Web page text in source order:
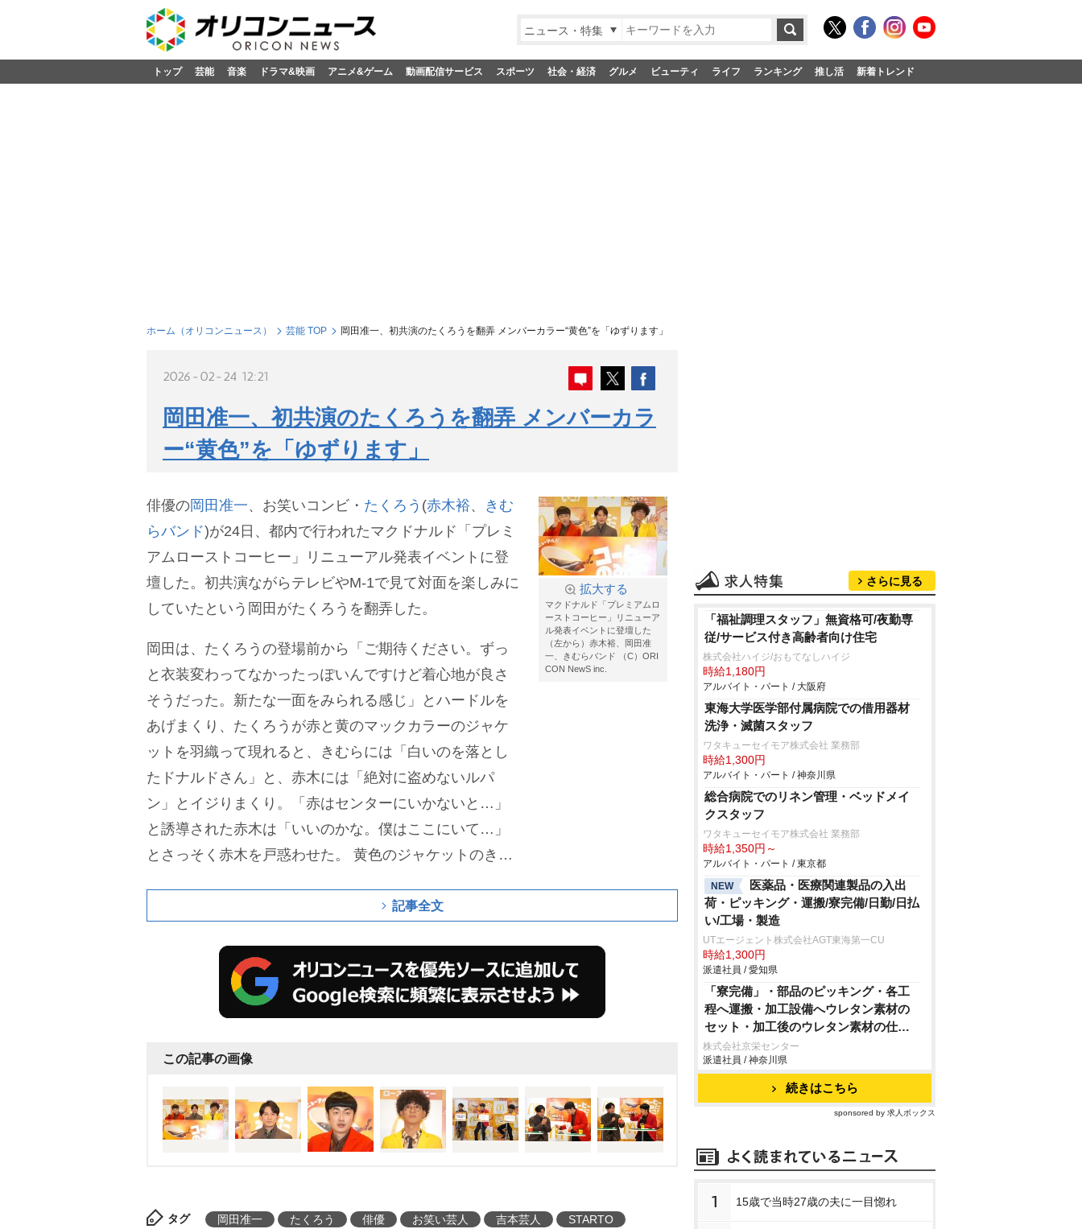
ニュース・特集
トップ 芸能 音楽 ドラマ&映画 アニメ&ゲーム 動画配信サービス スポーツ 社会・経済 グルメ ビューティ ライフ ランキング 推し活 新着トレンド
ホーム（オリコンニュース） 芸能 TOP 岡田准一、初共演のたくろうを翻弄 メンバーカラー“黄色”を「ゆずります」
2026-02-24 12:21
岡田准一、初共演のたくろうを翻弄 メンバーカラ
ー“黄色”を「ゆずります」
拡大する
マクドナルド「プレミアムロ
ーストコーヒー」リニューア
ル発表イベントに登壇した
（左から）赤木裕、岡田准
一、きむらバンド （C）ORI
CON NewS inc.
俳優の岡田准一、お笑いコンビ・ たくろう (赤木裕、 きむ
らバンド)が24日、都内で行われたマクドナルド「プレミ
アムローストコーヒー」リニューアル発表イベントに登
壇した。初共演ながらテレビやM-1で見て対面を楽しみに
していたという岡田がたくろうを翻弄した。
岡田は、たくろうの登場前から「ご期待ください。ずっ
と衣装変わってなかったっぽいんですけど着心地が良さ
そうだった。新たな一面をみられる感じ」とハードルを
あげまくり、たくろうが赤と黄のマックカラーのジャケ
ットを羽織って現れると、きむらには「白いのを落とし
たドナルドさん」と、赤木には「絶対に盗めないルパ
ン」とイジりまくり。「赤はセンターにいかないと…」
と誘導された赤木は「いいのかな。僕はここにいて…」
とさっそく赤木を戸惑わせた。
黄色のジャケットのきむ
す」と振って、きむら「岡田さんからは荷が重い」とタ
で(たくろうは)『こういうところで笑かせたことがない』
と」と暴露するときむらは「岡田さん、いわないでくだ
さいよ。ばらさないでください」と慌てた。
ージを立てて教える岡田にきむらは「それは知ってます
よ!」とツッコミ。その後も自分のポテトを赤木にわけて
あげる優しさをみせる岡田だが、新商品「クリームブリ
ュレホットドーナッツ」の試食では、赤木に向け「僕に
「よかったです。等価交換ができて…」と安心。すっか
記事全文
この記事の画像
タグ 岡田准一 たくろう 俳優 お笑い芸人 吉本芸人
STARTO
さらに見る
「福祉調理スタッフ」無資格可/夜勤専
従/サービス付き高齢者向け住宅
株式会社ハイジ/おもてなしハイジ
時給1,180円
アルバイト・パート / 大阪府
東海大学医学部付属病院での借用器材
洗浄・滅菌スタッフ
ワタキューセイモア株式会社 業務部
時給1,300円
アルバイト・パート / 神奈川県
総合病院でのリネン管理・ベッドメイ
クスタッフ
ワタキューセイモア株式会社 業務部
時給1,350円～
アルバイト・パート / 東京都
NEW
医薬品・医療関連製品の入出
荷・ピッキング・運搬/寮完備/日勤/日払
い/工場・製造
UTエージェント株式会社AGT東海第一CU
時給1,300円
派遣社員 / 愛知県
「寮完備」・部品のピッキング・各工
程へ運搬・加工設備へウレタン素材の
セット・加工後のウレタン素材の仕上
げ・手作業やエアドライバーを使用し
ての車用シートの組付け・製品の検査
作業/即入寮/製造・工場
株式会社京栄センター
派遣社員 / 神奈川県
続きはこちら
sponsored by 求人ボックス
1 15歳で当時27歳の夫に一目惚れ